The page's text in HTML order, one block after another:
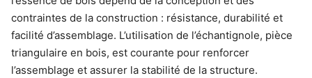
contraintes de la construction : résistance, durabilité et
facilité d’assemblage. L’utilisation de l’échantignole, pièce
triangulaire en bois, est courante pour renforcer
l’assemblage et assurer la stabilité de la structure.